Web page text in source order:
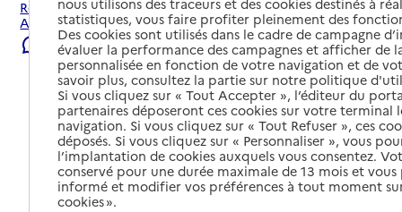
Rechercher les établissements et services autour de
Arques.
Signaler une erreur
nous utilisons des traceurs et des cookies destinés à
statistiques, vous faire profiter pleinement des
Des cookies sont utilisés dans le cadre de campagne
évaluer la performance des campagnes et afficher de
personnalisée en fonction de votre navigation et de
savoir plus, consultez la partie sur notre politique
Si vous cliquez sur « Tout Accepter », l’éditeur du
partenaires déposeront ces cookies sur votre terminal
navigation. Si vous cliquez sur « Tout Refuser », ces
déposés. Si vous cliquez sur « Personnaliser », vous
l’implantation de cookies auxquels vous consentez.
conservé pour une durée maximale de 13 mois et
informé et modifier vos préférences à tout moment
cookies ».